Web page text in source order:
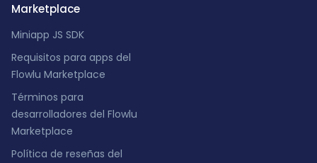
Marketplace
Miniapp JS SDK
Requisitos para apps del
Flowlu Marketplace
Términos para
desarrolladores del Flowlu
Marketplace
Política de reseñas del